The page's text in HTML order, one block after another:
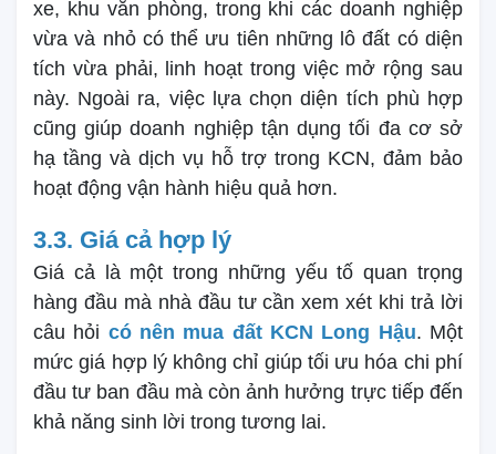
xe, khu văn phòng, trong khi các doanh nghiệp
vừa và nhỏ có thể ưu tiên những lô đất có diện
tích vừa phải, linh hoạt trong việc mở rộng sau
này. Ngoài ra, việc lựa chọn diện tích phù hợp
cũng giúp doanh nghiệp tận dụng tối đa cơ sở
hạ tầng và dịch vụ hỗ trợ trong KCN, đảm bảo
hoạt động vận hành hiệu quả hơn.
3.3. Giá cả hợp lý
Giá cả là một trong những yếu tố quan trọng
hàng đầu mà nhà đầu tư cần xem xét khi trả lời
câu hỏi có nên mua đất KCN Long Hậu. Một
mức giá hợp lý không chỉ giúp tối ưu hóa chi phí
đầu tư ban đầu mà còn ảnh hưởng trực tiếp đến
khả năng sinh lời trong tương lai.